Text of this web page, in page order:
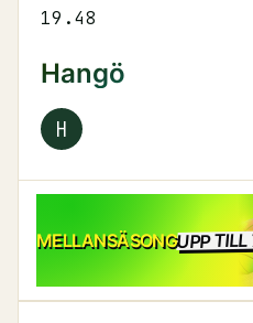
19.48
Hangö
H
MELLANSÄSONGUPP